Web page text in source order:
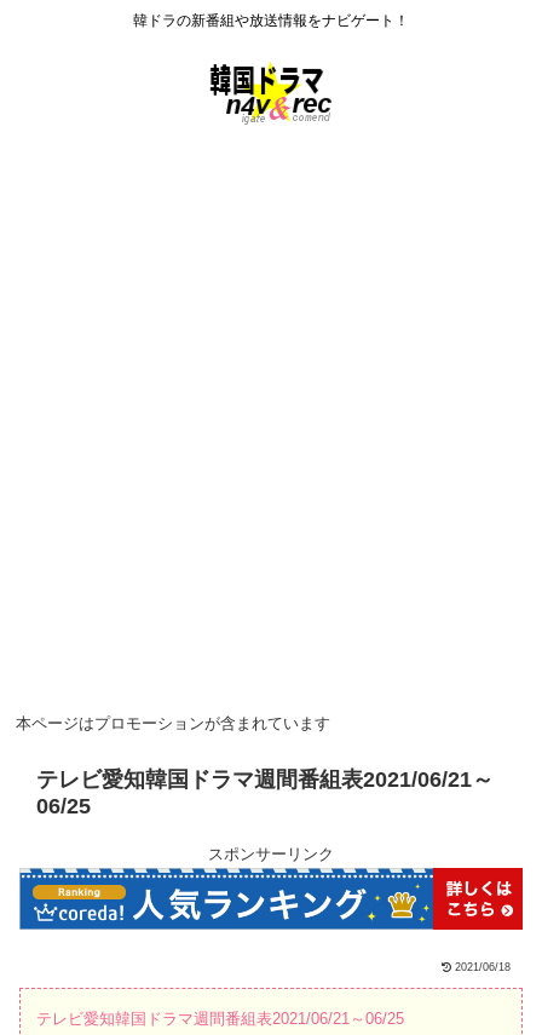
韓ドラの新番組や放送情報をナビゲート！
本ページはプロモーションが含まれています
テレビ愛知韓国ドラマ週間番組表2021/06/21～
06/25
スポンサーリンク
2021/06/18
テレビ愛知韓国ドラマ週間番組表2021/06/21～06/25